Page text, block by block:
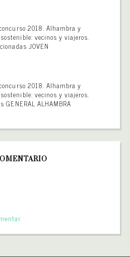
2018. Alhambra y
vecinos y viajeros.
JOVEN
2018. Alhambra y
vecinos y viajeros.
GENERAL ALHAMBRA